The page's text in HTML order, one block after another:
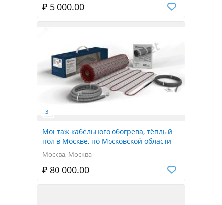
₽ 5 000.00
Монтаж кабельного обогрева, тёплый
пол в Москве, по Московской области
Москва, Москва
₽ 80 000.00